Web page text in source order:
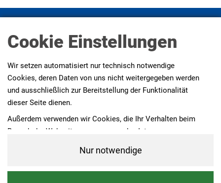
Presse
AGBs Erklärung zur Barrierefreiheit
Cookie Einstellungen
Wir setzen automatisiert nur technisch notwendige
Cookies, deren Daten von uns nicht weitergegeben werden
und ausschließlich zur Bereitstellung der Funktionalität
dieser Seite dienen.
Außerdem verwenden wir Cookies, die Ihr Verhalten beim
Besuch der Webseiten messen, um das Interesse unserer
pseudonyme Daten, eine Identifikation Ihrer Person erfolgt
Nur notwendige